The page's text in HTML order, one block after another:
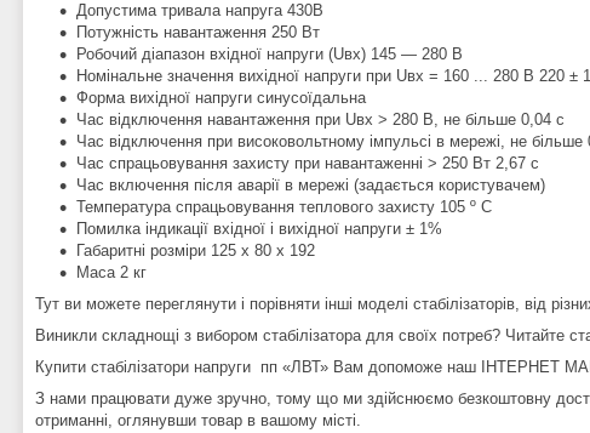
Допустима тривала напруга 430В
Потужність навантаження 250 Вт
Робочий діапазон вхідної напруги (Uвх) 145 ― 280 В
Номінальне значення вихідної напруги при Uвх = 160 ... 280 В 220 ±
Форма вихідної напруги синусоїдальна
Час відключення навантаження при Uвх > 280 В, не більше 0,04 с
Час відключення при високовольтному імпульсі в мережі, не більше
Час спрацьовування захисту при навантаженні > 250 Вт 2,67 с
Час включення після аварії в мережі (задається користувачем)
Температура спрацьовування теплового захисту 105 º С
Помилка індикації вхідної і вихідної напруги ± 1%
Габаритні розміри 125 х 80 х 192
Маса 2 кг
Тут ви можете переглянути і порівняти інші моделі стабілізаторів, від
Виникли складнощі з вибором стабілізатора для своїх потреб? Читайте
Купити стабілізатори напруги пп «ЛВТ» Вам допоможе наш ІНТЕРНЕТ
З нами працювати дуже зручно, тому що ми здійснюємо безкоштовну
отриманні, оглянувши товар в вашому місті.